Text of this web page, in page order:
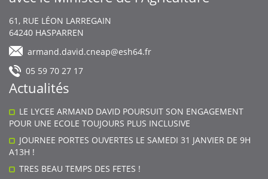
Body
61, RUE LÉON LARREGAIN
64240 HASPARREN
armand.david.cneap@esh64.fr
05 59 70 27 17
Actualités
LE LYCEE ARMAND DAVID POURSUIT SON ENGAGEMENT
POUR UNE ECOLE TOUJOURS PLUS INCLUSIVE
JOURNEE PORTES OUVERTES LE SAMEDI 31 JANVIER DE 9H
A13H !
TRES BEAU TEMPS DES FETES !